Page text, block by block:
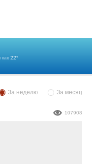
22°
За неделю За месяц
107908